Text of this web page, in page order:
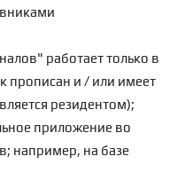
работает только в
прописан и / или имеет
резидентом);
приложение во
например, на базе